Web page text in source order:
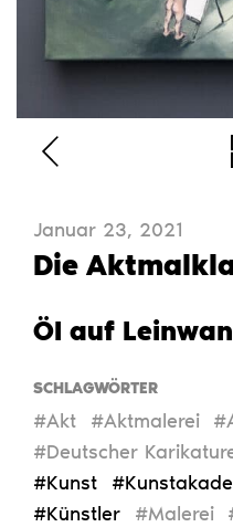
Januar 23, 2021
Die
Öl auf
SCHLAGWÖRTER
#Akt #Aktmalerei
#Deutscher
#Kunst
#Künstler
#Malerei